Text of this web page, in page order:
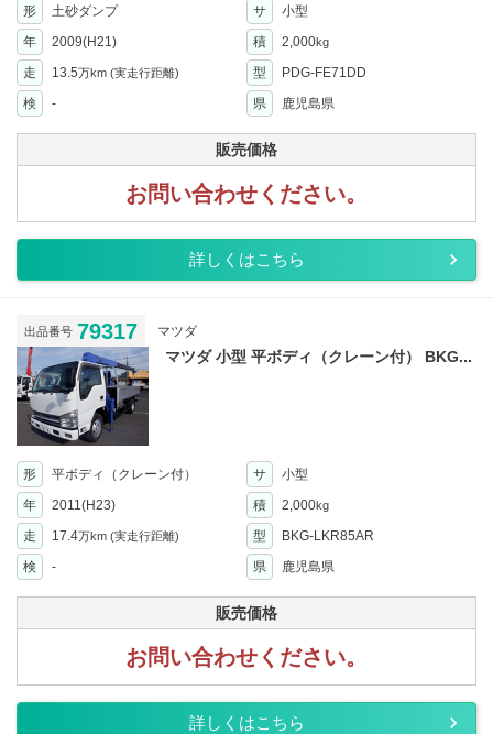
形 土砂ダンプ サ
小型
年
2009(H21) 積 2,000kg
走 13.5万km (実走行距離) 型
PDG-FE71DD
検
- 県 鹿児島県
販売価格
お問い合わせください。
詳しくはこちら
出品番号 79317 マツダ
マツダ 小型 平ボディ（クレーン付） BKG...
形 平ボディ（クレーン付） サ
小型
年
2011(H23) 積 2,000kg
走 17.4万km (実走行距離) 型
BKG-LKR85AR
検
- 県 鹿児島県
販売価格
お問い合わせください。
詳しくはこちら